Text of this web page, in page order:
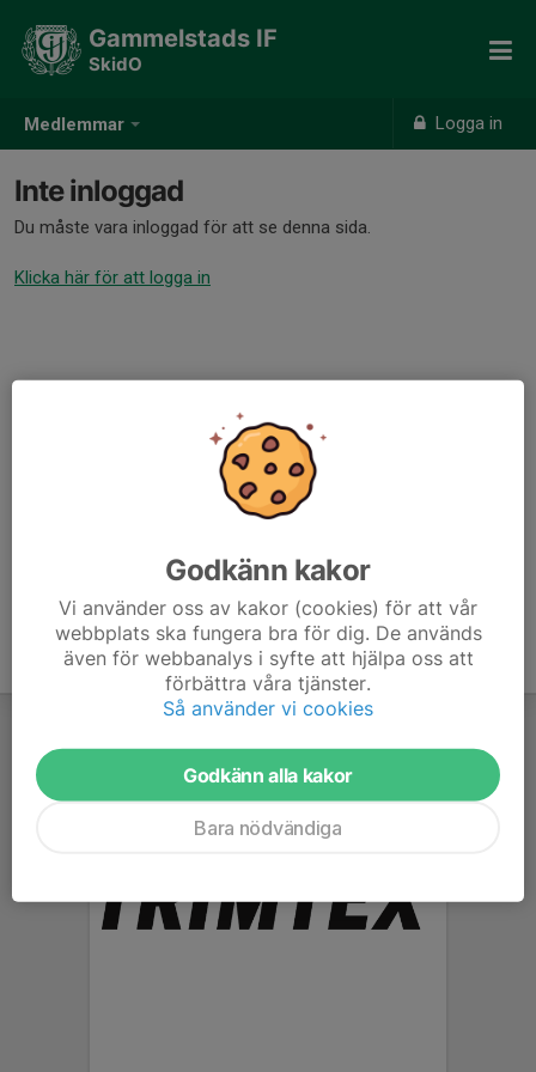
Medlemmar Logga in
Gammelstads IF
SkidO
Inte inloggad
Du måste vara inloggad för att se denna sida.
Klicka här för att logga in
Godkänn kakor
Vi använder oss av kakor (cookies) för att vår
webbplats ska fungera bra för dig. De används
även för webbanalys i syfte att hjälpa oss att
förbättra våra tjänster.
Så använder vi cookies
Godkänn alla kakor
Bara nödvändiga